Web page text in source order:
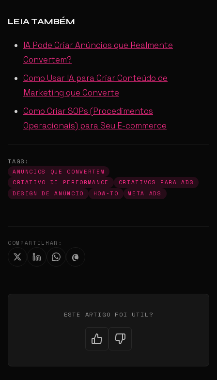
LEIA TAMBÉM
IA Pode Criar Anúncios que Realmente
Convertem?
Como Usar IA para Criar Conteúdo de
Marketing que Converte
Como Criar SOPs (Procedimentos
Operacionais) para Seu E-commerce
TAGS:
ANÚNCIOS QUE CONVERTEM
CRIATIVO DE PERFORMANCE
CRIATIVOS PARA ADS
DESIGN DE ANÚNCIO
HOW-TO META ADS
COMPARTILHAR:
ESTE ARTIGO FOI ÚTIL?